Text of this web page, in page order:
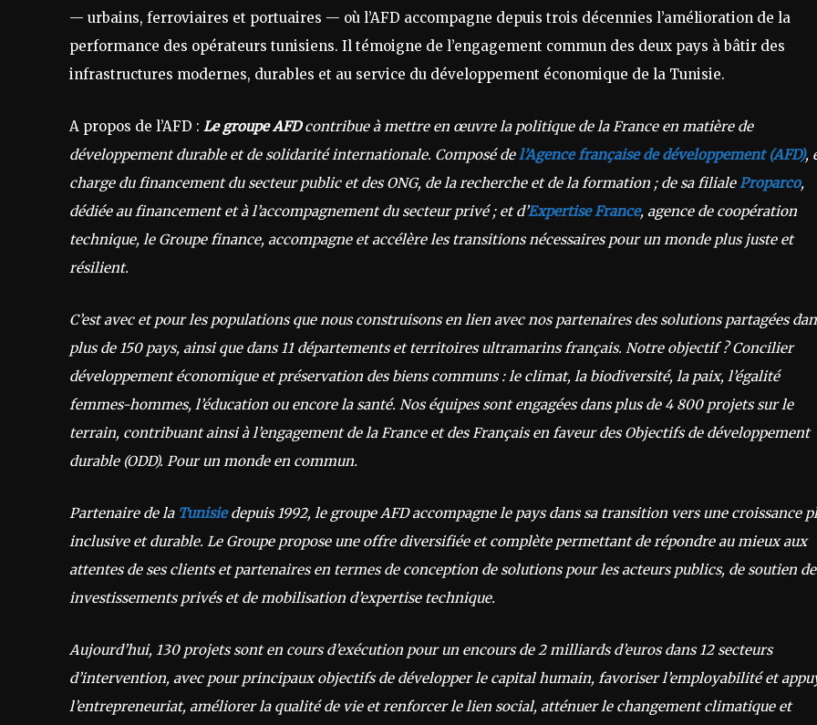
— urbains, ferroviaires et portuaires — où l’AFD accompagne depuis trois décennies l’amélioration de la
performance des opérateurs tunisiens. Il témoigne de l’engagement commun des deux pays à bâtir des
infrastructures modernes, durables et au service du développement économique de la Tunisie.
A propos de l’AFD : Le groupe AFDcontribue à mettre en œuvre la politique de la France en matière de
développement durable et de solidarité internationale. Composé de l’Agence française de développement (AFD),
charge du financement du secteur public et des ONG, de la recherche et de la formation ; de sa filialeProparco,
dédiée au financement et à l’accompagnement du secteur privé ; et d’Expertise France, agence de coopération
technique, le Groupe finance, accompagne et accélère les transitions nécessaires pour un monde plus juste et
résilient.
C’est avec et pour les populations que nous construisons en lien avec nos partenaires des solutions partagées
plus de 150 pays, ainsi que dans 11 départements et territoires ultramarins français. Notre objectif ? Concilier
développement économique et préservation des biens communs : le climat, la biodiversité, la paix, l’égalité
femmes-hommes, l’éducation ou encore la santé. Nos équipes sont engagées dans plus de 4 800 projets sur le
terrain, contribuant ainsi à l’engagement de la France et des Français en faveur des Objectifs de développement
durable (ODD). Pour un monde en commun.
Partenaire de la Tunisiedepuis 1992, le groupe AFD accompagne le pays dans sa transition vers une croissance
inclusive et durable. Le Groupe propose une offre diversifiée et complète permettant de répondre au mieux aux
attentes de ses clients et partenaires en termes de conception de solutions pour les acteurs publics, de soutien
investissements privés et de mobilisation d’expertise technique.
Aujourd’hui, 130 projets sont en cours d’exécution pour un encours de 2 milliards d’euros dans 12 secteurs
d’intervention, avec pour principaux objectifs de développer le capital humain, favoriser l’employabilité et
l’entrepreneuriat, améliorer la qualité de vie et renforcer le lien social, atténuer le changement climatique et